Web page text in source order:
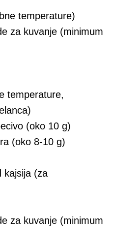
temperature)
za kuvanje (minimum
temperature,
(oko 10 g)
(oko 8-10 g)
kajsija (za
za kuvanje (minimum